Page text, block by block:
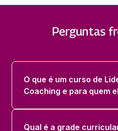
CONDUZINDO TIMES
36 horas
36 horas
Perguntas
O que é um curso de
Coaching e para quem
Qual é a grade